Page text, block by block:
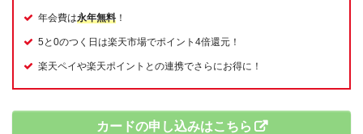
年会費は永年無料 ！
5と0のつく日は楽天市場でポイント4倍還元！
楽天ペイや楽天ポイントとの連携でさらにお得に！
カードの申し込みはこちら